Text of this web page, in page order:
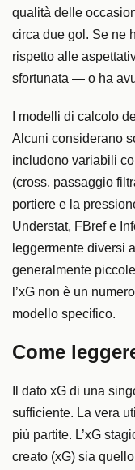
qualità delle
circa due gol. Se ne
rispetto alle
sfortunata — o ha
I modelli di calcolo
Alcuni considerano
includono variabili
(cross, passaggio
portiere e la
Understat, FBref e
leggermente diversi
generalmente
l’xG non è un
modello specifico.
Come
Il dato xG di una
sufficiente. La vera
più partite. L’xG
creato (xG) sia